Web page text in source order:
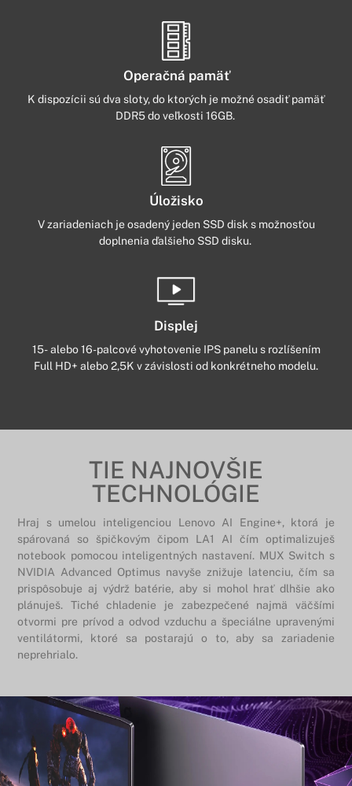
Operačná pamäť
K dispozícii sú dva sloty, do ktorých je možné osadiť pamäť
DDR5 do veľkosti 16GB.
Úložisko
V zariadeniach je osadený jeden SSD disk s možnosťou
doplnenia ďalšieho SSD disku.
Displej
15- alebo 16-palcové vyhotovenie IPS panelu s rozlíšením
Full HD+ alebo 2,5K v závislosti od konkrétneho modelu.
TIE NAJNOVŠIE
TECHNOLÓGIE
Hraj s umelou inteligenciou Lenovo AI Engine+, ktorá je
spárovaná so špičkovým čipom LA1 AI čím optimalizuješ
notebook pomocou inteligentných nastavení. MUX Switch s
NVIDIA Advanced Optimus navyše znižuje latenciu, čím sa
prispôsobuje aj výdrž batérie, aby si mohol hrať dlhšie ako
plánuješ. Tiché chladenie je zabezpečené najmä väčšími
otvormi pre prívod a odvod vzduchu a špeciálne upravenými
ventilátormi, ktoré sa postarajú o to, aby sa zariadenie
neprehrialo.